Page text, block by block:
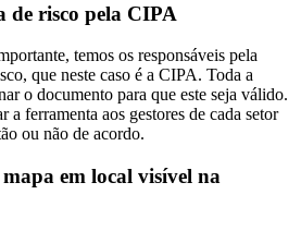
de risco pela CIPA
temos os responsáveis pela
que neste caso é a CIPA. Toda a
o documento para que este seja válido.
a ferramenta aos gestores de cada setor
ou não de acordo.
em local visível na